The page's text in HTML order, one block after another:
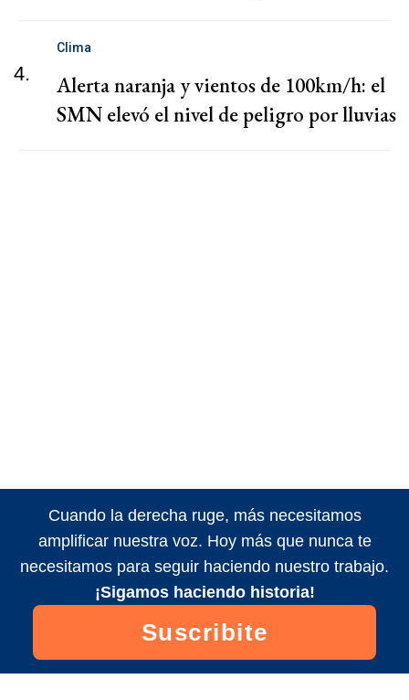
4.
Clima
Alerta naranja y vientos de 100km/h: el
SMN elevó el nivel de peligro por lluvias
Cuando la derecha ruge, más necesitamos
amplificar nuestra voz. Hoy más que nunca te
necesitamos para seguir haciendo nuestro trabajo.
¡Sigamos haciendo historia!
Suscribite